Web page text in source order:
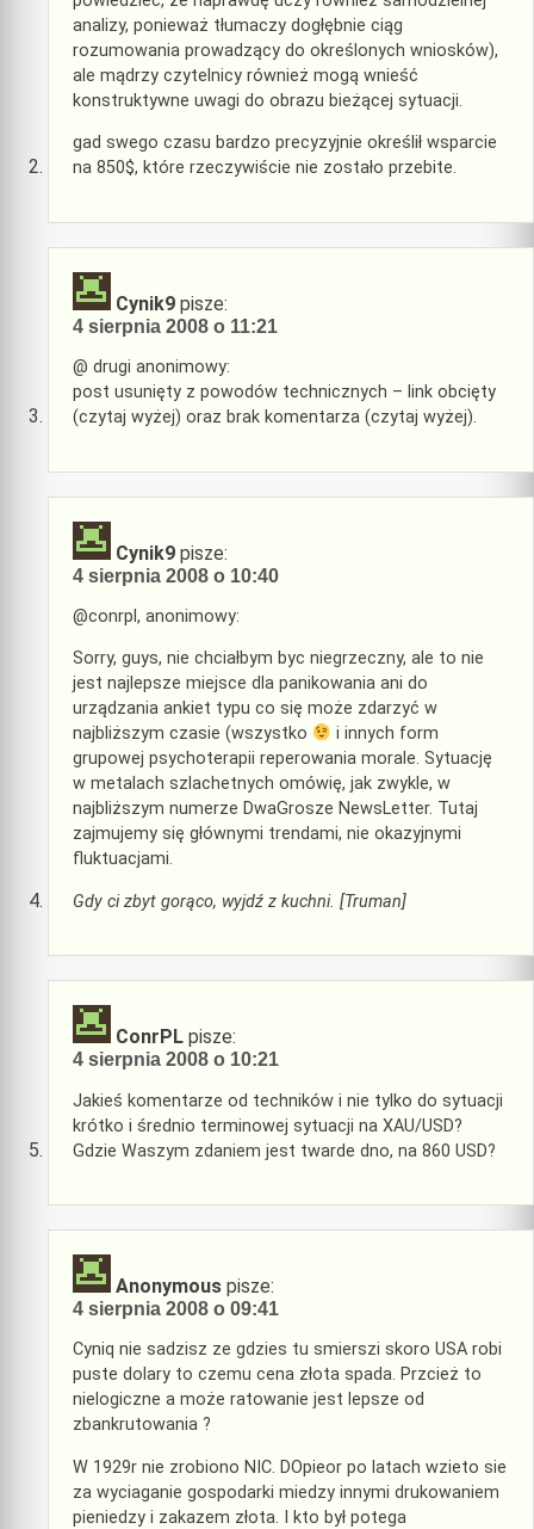
analizy, ponieważ tłumaczy dogłębnie ciąg
rozumowania prowadzący do określonych wniosków),
ale mądrzy czytelnicy również mogą wnieść
konstruktywne uwagi do obrazu bieżącej sytuacji.
gad swego czasu bardzo precyzyjnie określił wsparcie
na 850$, które rzeczywiście nie zostało przebite.
Cynik9 pisze:
4 sierpnia 2008 o 11:21
@ drugi anonimowy:
post usunięty z powodów technicznych – link obcięty
(czytaj wyżej) oraz brak komentarza (czytaj wyżej).
Cynik9 pisze:
4 sierpnia 2008 o 10:40
@conrpl, anonimowy:
Sorry, guys, nie chciałbym byc niegrzeczny, ale to nie
jest najlepsze miejsce dla panikowania ani do
urządzania ankiet typu co się może zdarzyć w
najbliższym czasie (wszystko
i innych form
grupowej psychoterapii reperowania morale. Sytuację
w metalach szlachetnych omówię, jak zwykle, w
najbliższym numerze DwaGrosze NewsLetter. Tutaj
zajmujemy się głównymi trendami, nie okazyjnymi
fluktuacjami.
Gdy ci zbyt gorąco, wyjdź z kuchni. [Truman]
ConrPL pisze:
4 sierpnia 2008 o 10:21
Jakieś komentarze od techników i nie tylko do sytuacji
krótko i średnio terminowej sytuacji na XAU/USD?
Gdzie Waszym zdaniem jest twarde dno, na 860 USD?
Anonymous pisze:
4 sierpnia 2008 o 09:41
Cyniq nie sadzisz ze gdzies tu smierszi skoro USA robi
puste dolary to czemu cena złota spada. Przcież to
nielogiczne a może ratowanie jest lepsze od
zbankrutowania ?
W 1929r nie zrobiono NIC. DOpieor po latach wzieto sie
za wyciaganie gospodarki miedzy innymi drukowaniem
pieniedzy i zakazem złota. I kto był potega